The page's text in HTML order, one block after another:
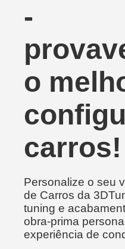
-
o
carros!
Personalize o seu
de Carros da
tuning e
obra-prima
experiência de